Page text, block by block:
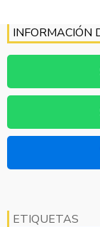
INFORMACIÓN
ETIQUETAS